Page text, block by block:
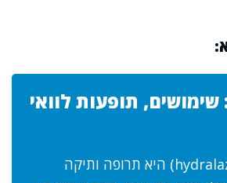
שימושים, תופעות לוואי
הידראלאזין (hydralazine) היא תרופה ותיקה